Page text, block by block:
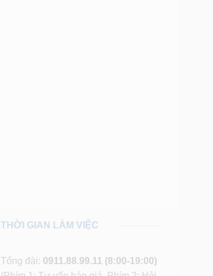
THỜI GIAN LÀM VIỆC
Tổng đài: 0911.88.99.11 (8:00-19:00)